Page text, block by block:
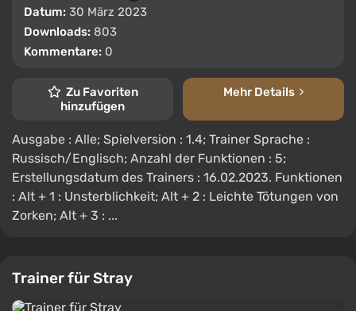
Datum: 30 März 2023
Downloads: 803
Kommentare: 0
Zu Favoriten
hinzufügen
Mehr Details
Ausgabe : Alle; Spielversion : 1.4; Trainer Sprache :
Russisch/Englisch; Anzahl der Funktionen : 5;
Erstellungsdatum des Trainers : 16.02.2023. Funktionen
: Alt + 1 : Unsterblichkeit; Alt + 2 : Leichte Tötungen von
Zorken; Alt + 3 : ...
Trainer für Stray